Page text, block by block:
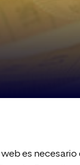
es